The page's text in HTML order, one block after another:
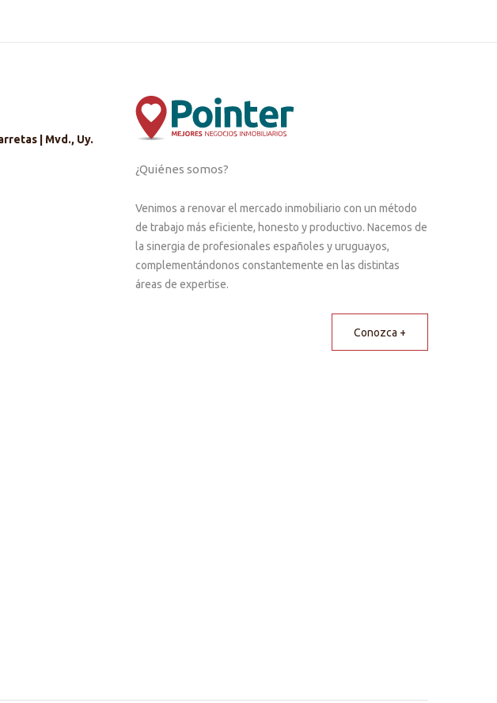
| Mvd., Uy.
¿Quiénes somos?
Venimos a renovar el mercado inmobiliario con un método
de trabajo más eficiente, honesto y productivo. Nacemos de
la sinergia de profesionales españoles y uruguayos,
complementándonos constantemente en las distintas
áreas de expertise.
Conozca +